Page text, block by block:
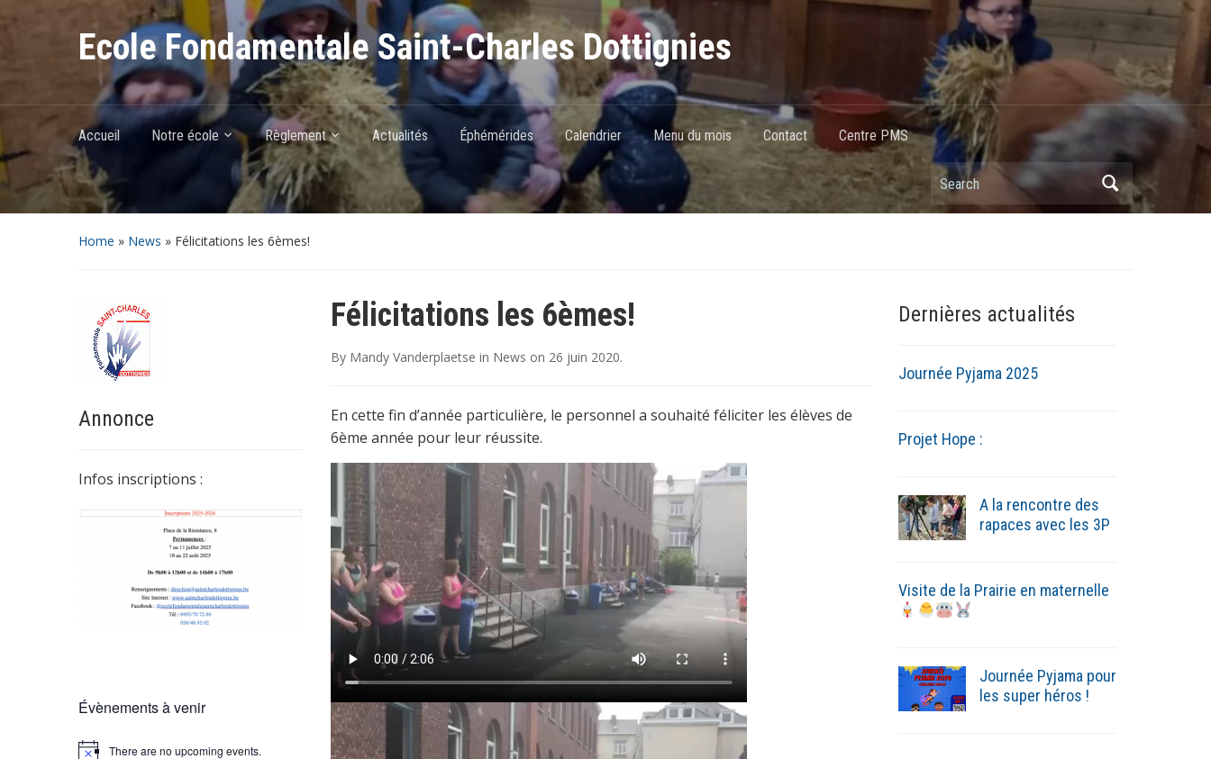
Ecole Fondamentale Saint-Charles Dottignies
Accueil Notre école Règlement Actualités Éphémérides Calendrier Menu du mois Contact Centre PMS
Home » News » Félicitations les 6èmes!
Annonce
Infos inscriptions :
Évènements à venir
There are no upcoming events.
Félicitations les 6èmes!
By Mandy Vanderplaetse in News on 26 juin 2020.
En cette fin d’année particulière, le personnel a souhaité féliciter les élèves de
6ème année pour leur réussite.
Dernières actualités
Journée Pyjama 2025
Projet Hope :
A la rencontre des
rapaces avec les 3P
Visite de la Prairie en maternelle
Journée Pyjama pour
les super héros !